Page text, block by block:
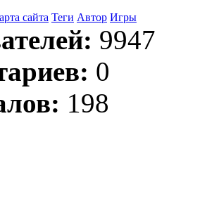
сайта Теги Автор Игры
9947
0
198